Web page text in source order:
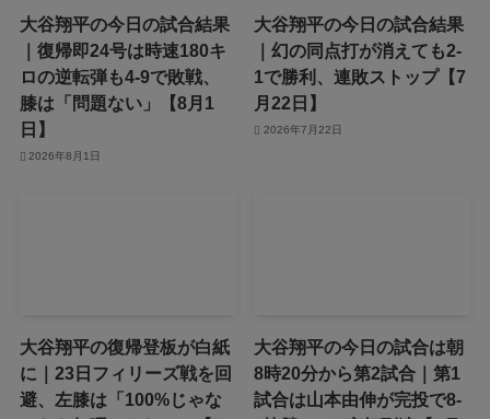
大谷翔平の今日の試合結果
｜復帰即24号は時速180キ
ロの逆転弾も4-9で敗戦、
膝は「問題ない」【8月1
日】
2026年8月1日
大谷翔平の今日の試合結果
｜幻の同点打が消えても2-
1で勝利、連敗ストップ【7
月22日】
2026年7月22日
大谷翔平の復帰登板が白紙
に｜23日フィリーズ戦を回
避、左膝は「100%じゃな
大谷翔平の今日の試合は朝
8時20分から第2試合｜第1
試合は山本由伸が完投で8-